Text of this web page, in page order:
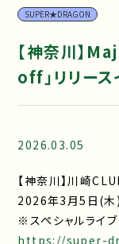
SUPER★DRAGON
【神奈川】
off」リリース
2026.03.05
【神奈川】川崎
2026年3月5日(
※スペシャルライ
https://super-